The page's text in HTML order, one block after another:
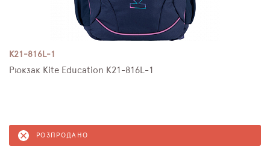
K21-816L-1
Рюкзак Kite Education K21-816L-1
РОЗПРОДАНО